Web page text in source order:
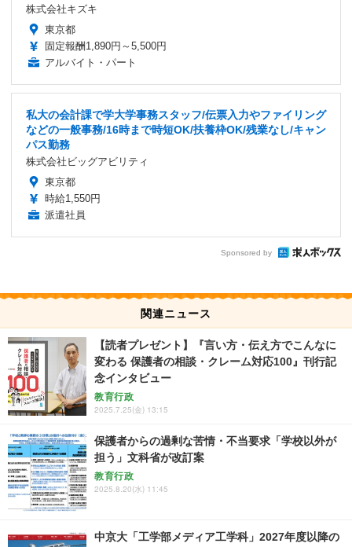
株式会社キズキ
東京都
固定報酬1,890円～5,500円
アルバイト・パート
私大の会計課で学大学事務スタッフ/伝票入力やファイリング
などの一般事務/16時まで時短OK/扶養枠OK/残業なし/キャン
パス勤務
株式会社ビッグアビリティ
東京都
時給1,550円
派遣社員
Sponsored by
関連ニュース
【読者プレゼント】『言い方・伝え方でこんなに
変わる 保護者の相談・クレーム対応100』刊行記
念インタビュー
教育行政
2025.7.25(金) 13:15
保護者からの過剰な苦情・不当要求「学校以外が
担う」文科省が改訂案
教育行政
2025.8.20(水) 11:45
中京大「工学部メディア工学科」2027年度以降の